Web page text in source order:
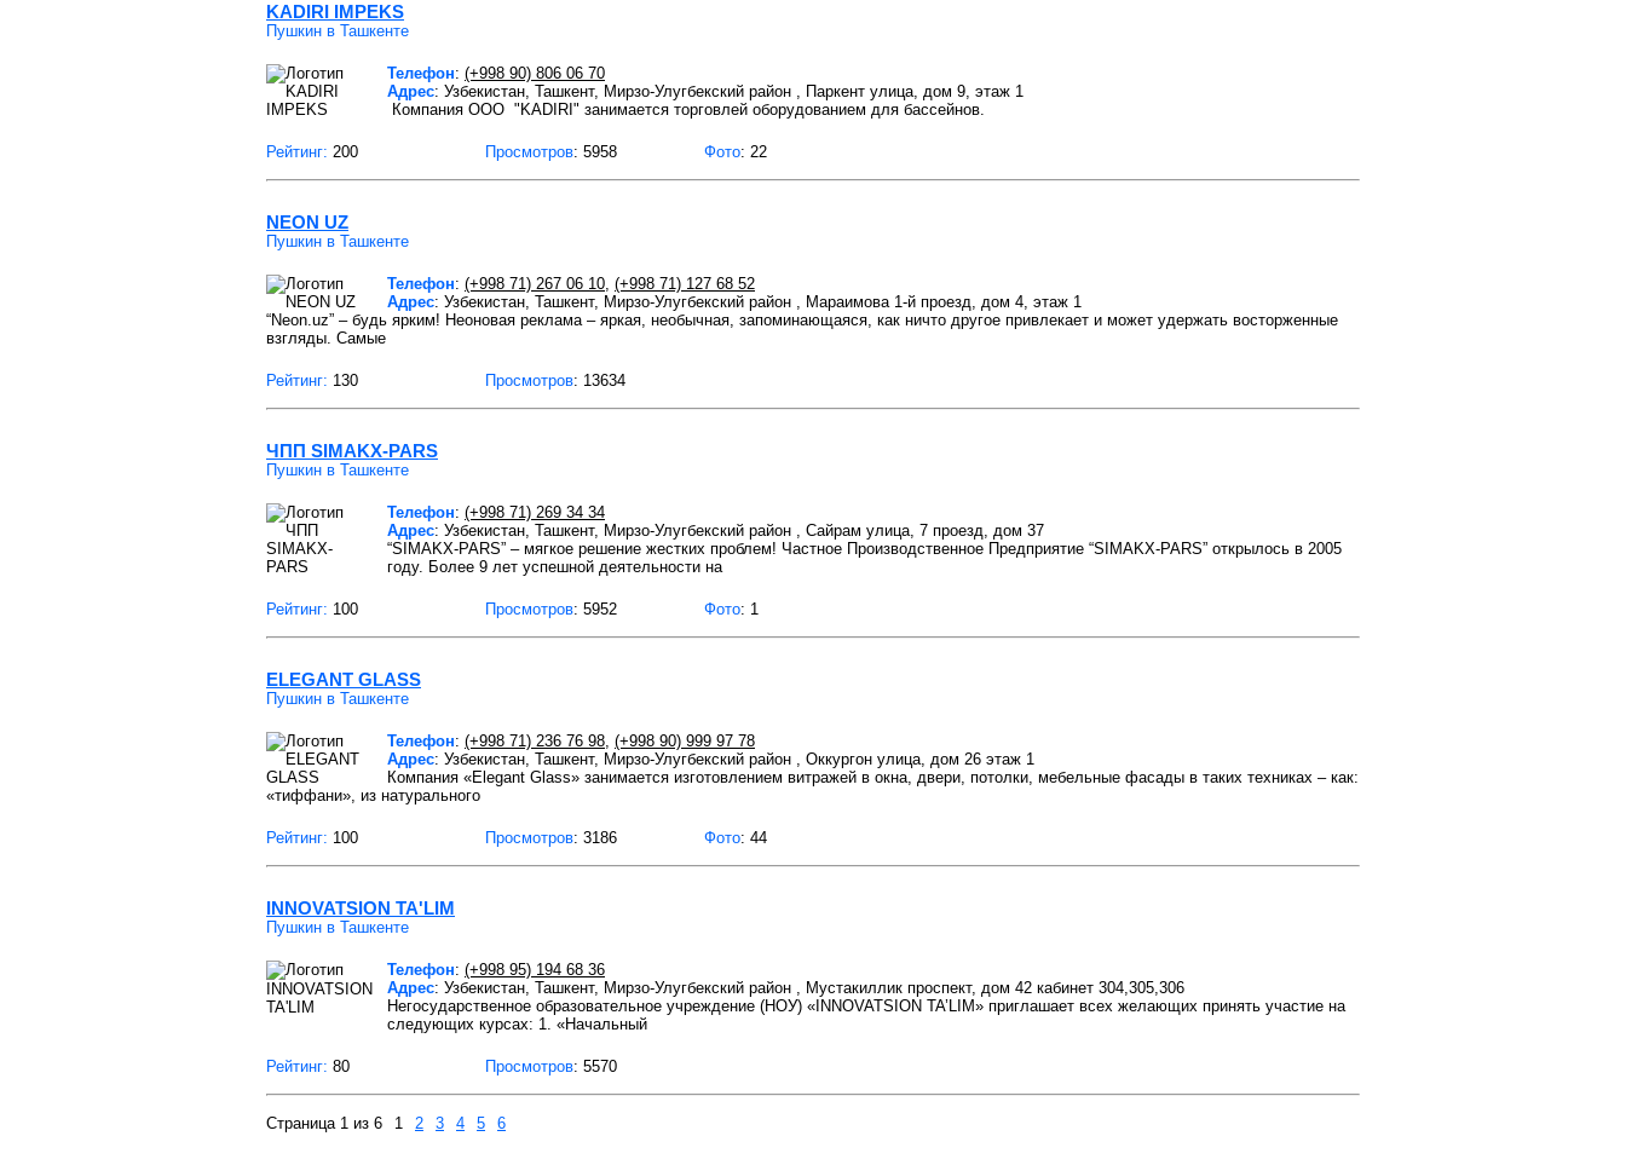
KADIRI IMPEKS
Пушкин в Ташкенте
Телефон: (+998 90) 806 06 70
Адрес: Узбекистан, Ташкент, Мирзо-Улугбекский район , Паркент улица, дом 9, этаж 1
Компания OOO "KADIRI" занимается торговлей оборудованием для бассейнов.
Рейтинг: 200 Просмотров: 5958 Фото: 22
NEON UZ
Пушкин в Ташкенте
Телефон: (+998 71) 267 06 10, (+998 71) 127 68 52
Адрес: Узбекистан, Ташкент, Мирзо-Улугбекский район , Мараимова 1-й проезд, дом 4, этаж 1
“Neon.uz” – будь ярким! Неоновая реклама – яркая, необычная, запоминающаяся, как ничто другое привлекает и может удержать восторженные
взгляды. Самые
Рейтинг: 130 Просмотров: 13634
ЧПП SIMAKX-PARS
Пушкин в Ташкенте
Телефон: (+998 71) 269 34 34
Адрес: Узбекистан, Ташкент, Мирзо-Улугбекский район , Сайрам улица, 7 проезд, дом 37
“SIMAKX-PARS” – мягкое решение жестких проблем! Частное Производственное Предприятие “SIMAKX-PARS” открылось в 2005
году. Более 9 лет успешной деятельности на
Рейтинг: 100 Просмотров: 5952 Фото: 1
ELEGANT GLASS
Пушкин в Ташкенте
Телефон: (+998 71) 236 76 98, (+998 90) 999 97 78
Адрес: Узбекистан, Ташкент, Мирзо-Улугбекский район , Оккургон улица, дом 26 этаж 1
Компания «Elegant Glass» занимается изготовлением витражей в окна, двери, потолки, мебельные фасады в таких техниках – как:
«тиффани», из натурального
Рейтинг: 100 Просмотров: 3186 Фото: 44
INNOVATSION TA'LIM
Пушкин в Ташкенте
Телефон: (+998 95) 194 68 36
Адрес: Узбекистан, Ташкент, Мирзо-Улугбекский район , Мустакиллик проспект, дом 42 кабинет 304,305,306
Негосударственное образовательное учреждение (НОУ) «INNOVATSION TA’LIM» приглашает всех желающих принять участие на
следующих курсах: 1. «Начальный
Рейтинг: 80 Просмотров: 5570
Страница 1 из 6 1 2 3 4 5 6